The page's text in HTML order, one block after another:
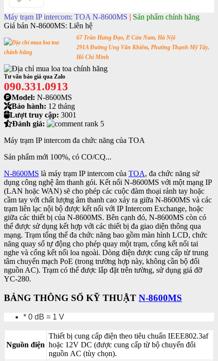
Máy trạm IP intercom: TOA N-8600MS | Sản phẩm chính hãng
Giá bán N-8600MS: Liên hệ
67 Trần Hưng Đạo, P. Cửa Nam, Hà Nội
291A Đường Ung Văn Khiêm, Phường Thạnh Mỹ Tây,
Hỗ Chí Minh
Tư vấn báo giá qua Zalo
090.331.0913
Model: N-8600MS
Bảo hành: 12 tháng
Lượt truy cập: 3001
Đánh giá:
Máy trạm IP intercom đa chức năng của TOA
Sản phẩm mới 100%, có CO/CQ...
N-8600MS là máy trạm IP intercom của TOA, đa chức năng sử
dụng công nghệ âm thanh gói. Kết nối N-8600MS với một mạng IP
(LAN hoặc WAN) sẽ cho phép các cuộc đàm thoại rảnh tay hoặc
cầm tay với chất lượng âm thanh cao xảy ra giữa N-8600MS và các
trạm liên lạc nội bộ được kết nối với IP Intercom Exchange, hoặc
giữa các thiết bị của N-8600MS. Bên cạnh đó, N-8600MS còn có
thể được sử dụng kết hợp với các thiết bị đa giao diện thông qua
mạng. Trạm tổng thể đa chức năng bao gồm màn hình LCD, chức
năng quay số tự động cho phép quay một trạm, cổng kết nối tai
nghe và cổng kết nối loa ngoài. Dòng điện được cung cấp từ trung
tâm chuyển mạch PoE (trong trường hợp này, không cần bộ đổi
nguồn AC). Trạm có thể được lắp đặt trên tường, sử dụng giá đỡ
YC-280.
BẢNG THÔNG SỐ KỸ THUẬT N-8600MS
* 0 dB = 1 V
Nguồn điện
Thiết bị cung cấp điện theo tiêu chuẩn IEEE802.3af
hoặc 12V DC (được cung cấp từ bộ chuyển đổi
nguồn AC (tùy chọn).